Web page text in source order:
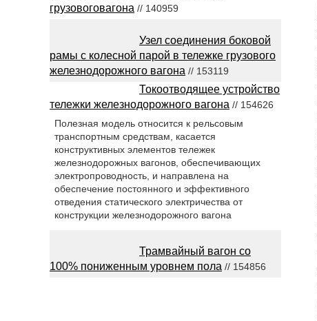
грузовоговагона // 140959
Узел соединения боковой
рамы с колесной парой в тележке грузового
железнодорожного вагона // 153119
Токоотводящее устройство
тележки железнодорожного вагона // 154626
Полезная модель относится к рельсовым
транспортным средствам, касается
конструктивных элементов тележек
железнодорожных вагонов, обеспечивающих
электропроводность, и направлена на
обеспечение постоянного и эффективного
отведения статического электричества от
конструкции железнодорожного вагона
Трамвайный вагон со
100% пониженным уровнем пола // 154856